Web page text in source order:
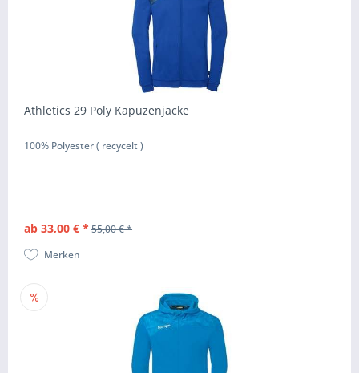
Athletics 29 Poly Kapuzenjacke
100% Polyester ( recycelt )
ab 33,00 € * 55,00 € *
Merken